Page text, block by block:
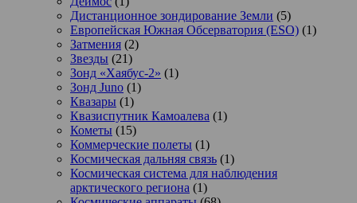
Дистанционное зондирование Земли (5)
Европейская Южная Обсерватория (ESO) (1)
Затмения (2)
Звезды (21)
Зонд «Хаябус-2» (1)
Зонд Juno (1)
Квазары (1)
Квазиспутник Камоалева (1)
Кометы (15)
Коммерческие полеты (1)
Космическая дальняя связь (1)
Космическая система для наблюдения
арктического региона (1)